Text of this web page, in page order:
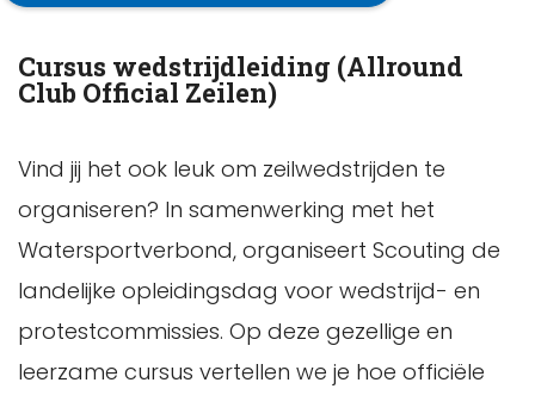
Cursus wedstrijdleiding (Allround
Club Official Zeilen)
Vind jij het ook leuk om zeilwedstrijden te
organiseren? In samenwerking met het
Watersportverbond, organiseert Scouting de
landelijke opleidingsdag voor wedstrijd- en
protestcommissies. Op deze gezellige en
leerzame cursus vertellen we je hoe officiële